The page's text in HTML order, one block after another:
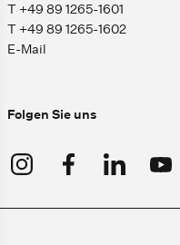
T +49 89 1265-1601
T +49 89 1265-1602
E-Mail
Folgen Sie uns